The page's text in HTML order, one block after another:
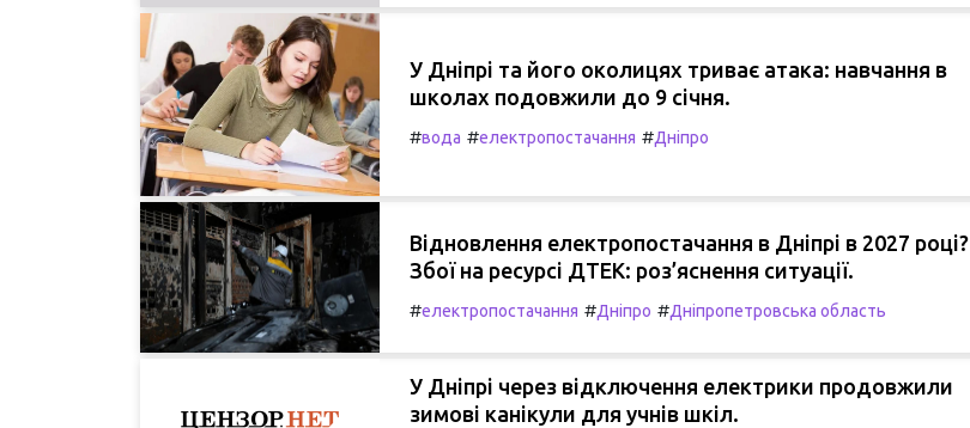
У Дніпрі та його околицях триває атака: навчання в
школах подовжили до 9 січня.
#вода #електропостачання #Дніпро
Відновлення електропостачання в Дніпрі в 2027 році?
Збої на ресурсі ДТЕК: роз’яснення ситуації.
#електропостачання #Дніпро #Дніпропетровська область
У Дніпрі через відключення електрики продовжили
зимові канікули для учнів шкіл.